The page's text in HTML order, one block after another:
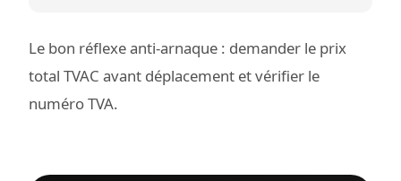
Le bon réflexe anti-arnaque : demander le prix
total TVAC avant déplacement et vérifier le
numéro TVA.